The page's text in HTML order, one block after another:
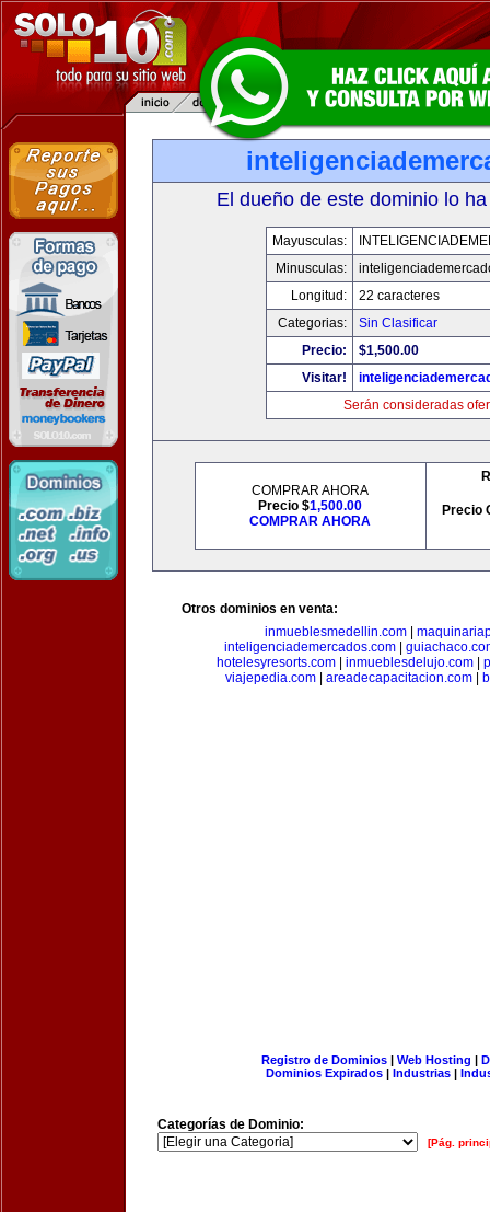
El dueño de este dominio lo
Mayusculas:
Minusculas:
Longitud:
22 caracteres
Categorias:
Sin Clasificar
Precio:
$1,500.00
Visitar!
Serán consideradas
COMPRAR AHORA
Precio $1,500.00
COMPRAR AHORA
Precio
Otros dominios en venta:
inmueblesmedellin.com
inteligenciademercados.com
hotelesyresorts.com
inmueblesdelujo.com
viajepedia.com| areadecapacitacion.com|
Registro de Dominios| Web Hosting |
Dominios Expirados | Industrias |
Categorías de Dominio:
[Pág.